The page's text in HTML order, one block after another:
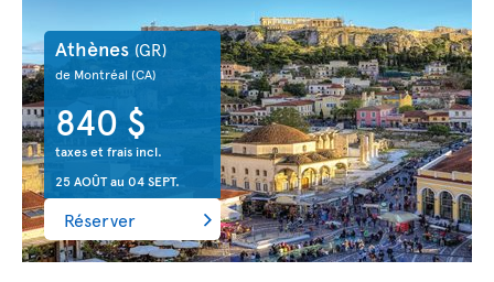
Athènes (GR)
de Montréal(CA)
840 $
taxes et frais incl.
25 AOÛTau 04 SEPT.
Réserver